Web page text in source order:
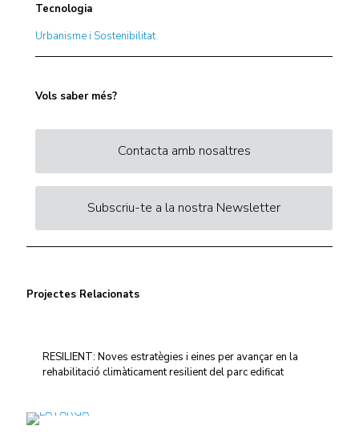
Tecnologia
Urbanisme i Sostenibilitat
Vols saber més?
Contacta amb nosaltres
Subscriu-te a la nostra Newsletter
Projectes Relacionats
RESILIENT: Noves estratègies i eines per avançar en la
rehabilitació climàticament resilient del parc edificat